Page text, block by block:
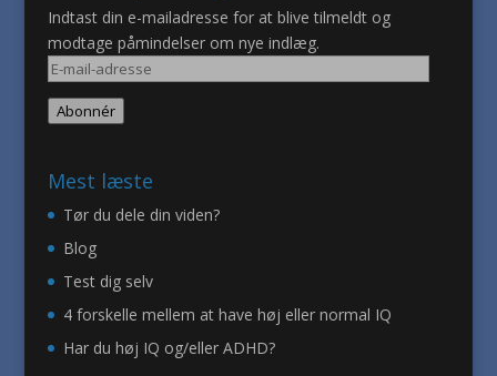
Indtast din e-mailadresse for at blive tilmeldt og
modtage påmindelser om nye indlæg.
E-
mail-
adresse
Abonnér
Mest læste
Tør du dele din viden?
Blog
Test dig selv
4 forskelle mellem at have høj eller normal IQ
Har du høj IQ og/eller ADHD?